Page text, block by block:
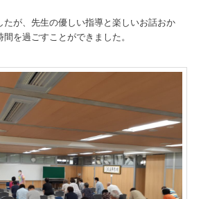
が、先生の優しい指導と楽しいお話おか
を過ごすことができました。